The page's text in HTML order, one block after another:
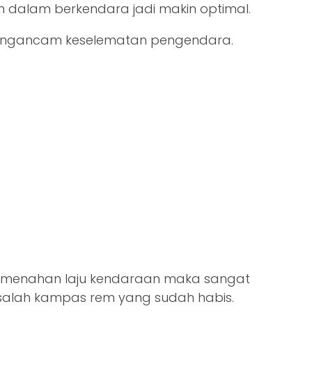
dalam berkendara jadi makin optimal.
keselematan pengendara.
laju kendaraan maka sangat
kampas rem yang sudah habis.